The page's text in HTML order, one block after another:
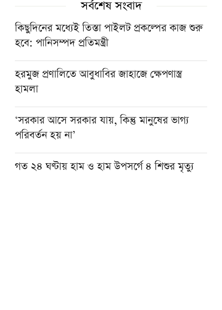
সর্বশেষ সংবাদ
কিছুদিনের মধ্যেই তিস্তা পাইলট প্রকল্পের কাজ শুরু
হবে: পানিসম্পদ প্রতিমন্ত্রী
হরমুজ প্রণালিতে আবুধাবির জাহাজে ক্ষেপণাস্ত্র
হামলা
‘সরকার আসে সরকার যায়, কিন্তু মানুষের ভাগ্য
পরিবর্তন হয় না’
গত ২৪ ঘণ্টায় হাম ও হাম উপসর্গে ৪ শিশুর মৃত্যু